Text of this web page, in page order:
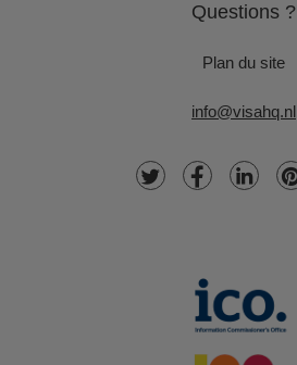
Questions ?
Plan du site
info@visahq.nl